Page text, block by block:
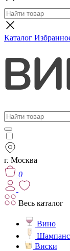
Каталог
г. Москва
0
Весь каталог
Вино
Виски